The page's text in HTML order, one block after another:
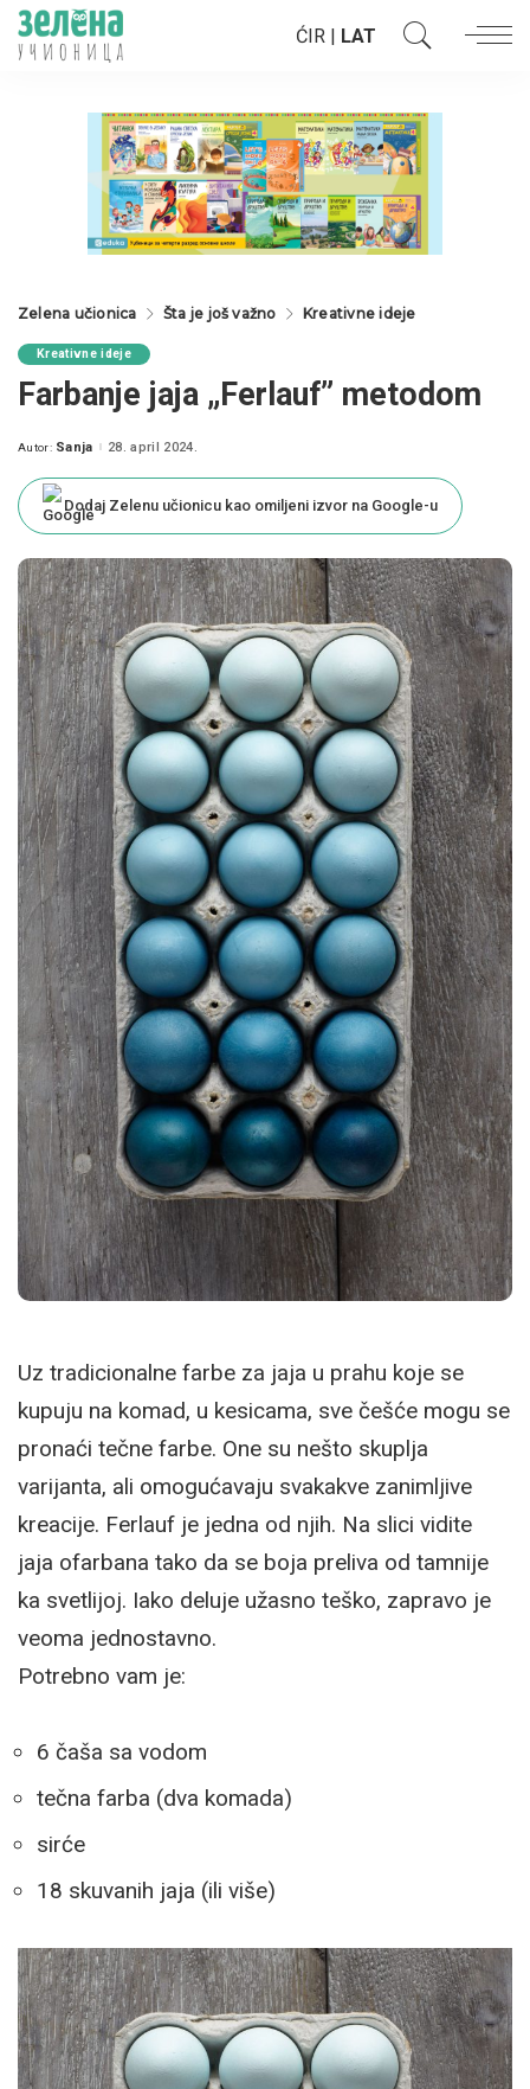
ĆIR | LAT
Zelena učionica Šta je još važno Kreativne ideje
Kreativne ideje
Farbanje jaja „Ferlauf” metodom
Posted
Autor: Sanja 28. april 2024.
Dodaj Zelenu učionicu kao omiljeni izvor na Google-u
Uz tradicionalne farbe za jaja u prahu koje se
kupuju na komad, u kesicama, sve češće mogu se
pronaći tečne farbe. One su nešto skuplja
varijanta, ali omogućavaju svakakve zanimljive
kreacije. Ferlauf je jedna od njih. Na slici vidite
jaja ofarbana tako da se boja preliva od tamnije
ka svetlijoj. Iako deluje užasno teško, zapravo je
veoma jednostavno.
Potrebno vam je:
6 čaša sa vodom
tečna farba (dva komada)
sirće
18 skuvanih jaja (ili više)